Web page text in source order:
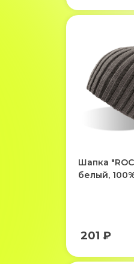
Шапка
белый,
201 ₽